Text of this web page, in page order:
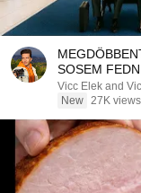
SOSEM
FIGYELJ!*
Vicc Elek and
New 27K views